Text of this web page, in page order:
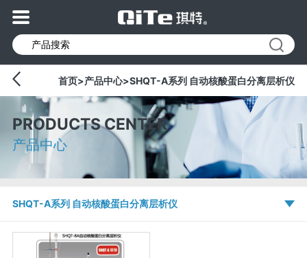
首页>产品中心>SHQT-A系列 自动核酸蛋白分离层析仪
PRODUCTS CENTER
产品中心
SHQT-A系列 自动核酸蛋白分离层析仪